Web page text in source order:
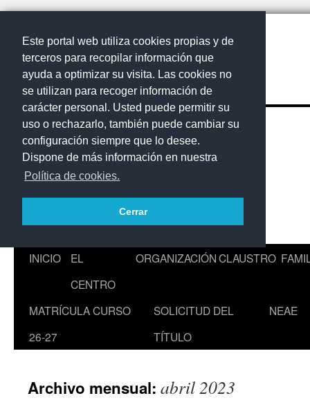
Este portal web utiliza cookies propias y de
terceros para recopilar información que
ayuda a optimizar su visita. Las cookies no
se utilizan para recoger información de
carácter personal. Usted puede permitir su
uso o rechazarlo, también puede cambiar su
configuración siempre que lo desee.
Dispone de más información en nuestra
Política de cookies.
Cerrar
Saltar
contenido
INICIO
EL
CENTRO
ORGANIZACIÓNCLAUSTRO
MATRÍCULA CURSO
26-27
SOLICITUD DEL
TÍTULO
NEAE
Archivo mensual: abril 2023